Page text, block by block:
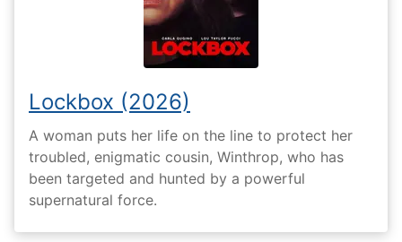
Lockbox (2026)
A woman puts her life on the line to protect her
troubled, enigmatic cousin, Winthrop, who has
been targeted and hunted by a powerful
supernatural force.